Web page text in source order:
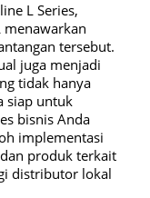
L Series,
menawarkan
tersebut.
juga menjadi
tidak hanya
siap untuk
bisnis Anda
implementasi
produk terkait
distributor lokal